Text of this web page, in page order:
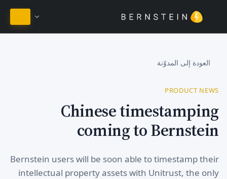
البقاء في العربية
العودة إلى المدوّنة
PRODUCT NEWS
Chinese timestamping
coming to Bernstein
Bernstein users will be soon able to timestamp their
intellectual property assets with Unitrust, the only